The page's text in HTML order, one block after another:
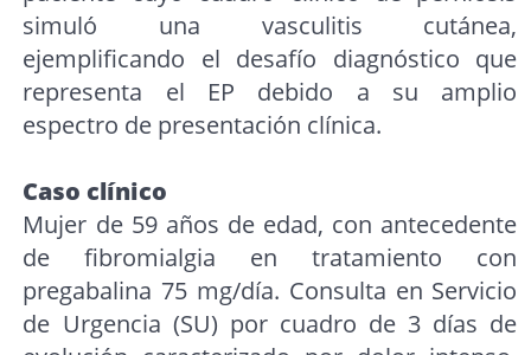
simuló una vasculitis cutánea,
ejemplificando el desafío diagnóstico que
representa el EP debido a su amplio
espectro de presentación clínica.
Caso clínico
Mujer de 59 años de edad, con antecedente
de fibromialgia en tratamiento con
pregabalina 75 mg/día. Consulta en Servicio
de Urgencia (SU) por cuadro de 3 días de